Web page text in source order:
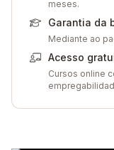
meses.
Garantia da
Mediante ao
Acesso
Cursos online